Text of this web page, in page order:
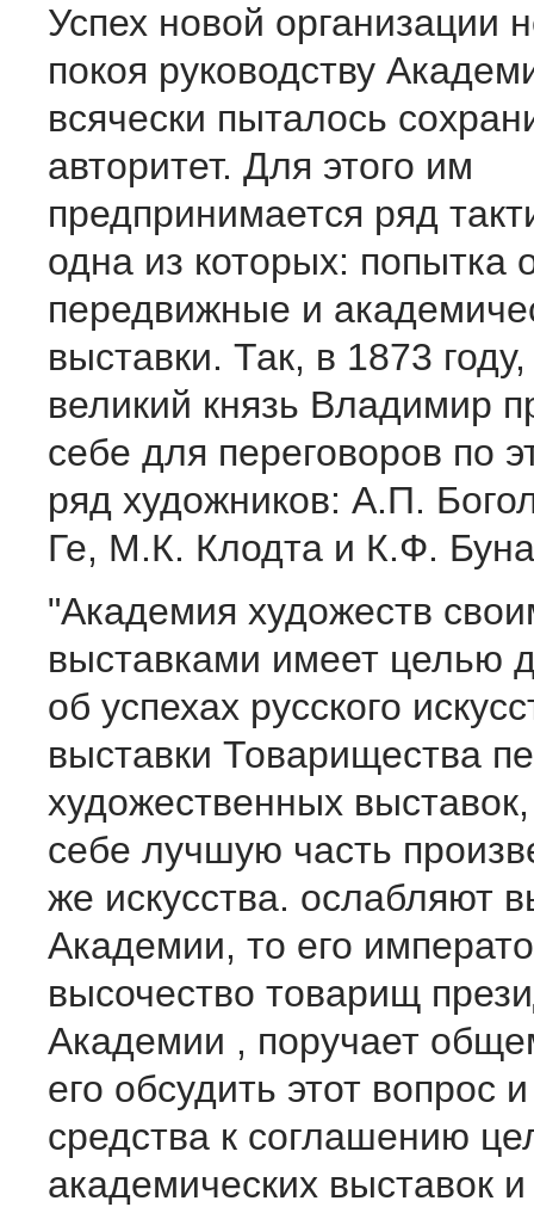
Успех новой организации
покоя руководству
всячески пыталось
авторитет. Для этого им
предпринимается ряд
одна из которых: попытка
передвижные и
выставки. Так, в 1873
великий князь Владимир
себе для переговоров по
ряд художников: А.П.
Ге, М.К. Клодта и К.Ф.
"Академия художеств
выставками имеет целью
об успехах русского
выставки Товарищества
художественных
себе лучшую часть
же искусства. ослабляют
Академии, то его
высочество товарищ
Академии , поручает
его обсудить этот вопрос
средства к соглашению
академических выставок и